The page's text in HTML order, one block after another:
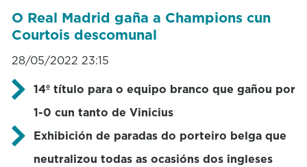
O Real Madrid gaña a Champions cun
Courtois descomunal
28/05/2022 23:15
14º título para o equipo branco que gañou por
1-0 cun tanto de Vinicius
Exhibición de paradas do porteiro belga que
neutralizou todas as ocasións dos ingleses